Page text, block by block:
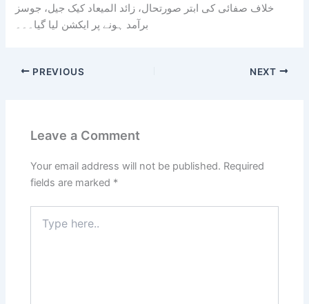
خلاف صفائی کی ابتر صورتحال، زائد المیعاد کیک جیل، جوسز
برآمد ہونے پر ایکشن لیا گیا۔۔۔
PREVIOUS NEXT
Leave a Comment
Your email address will not be published. Required
fields are marked *
here..